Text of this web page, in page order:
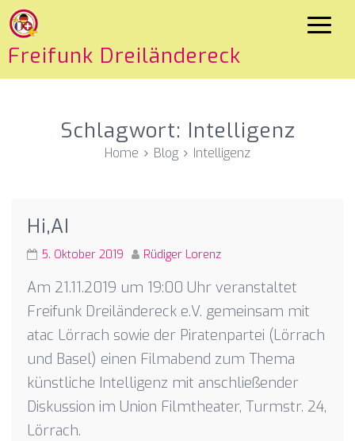
Freifunk Dreiländereck
Schlagwort: Intelligenz
Home Blog Intelligenz
Hi,AI
5. Oktober 2019 Rüdiger Lorenz
Am 21.11.2019 um 19:00 Uhr veranstaltet
Freifunk Dreiländereck e.V. gemeinsam mit
atac Lörrach sowie der Piratenpartei (Lörrach
und Basel) einen Filmabend zum Thema
künstliche Intelligenz mit anschließender
Diskussion im Union Filmtheater, Turmstr. 24,
Lörrach.